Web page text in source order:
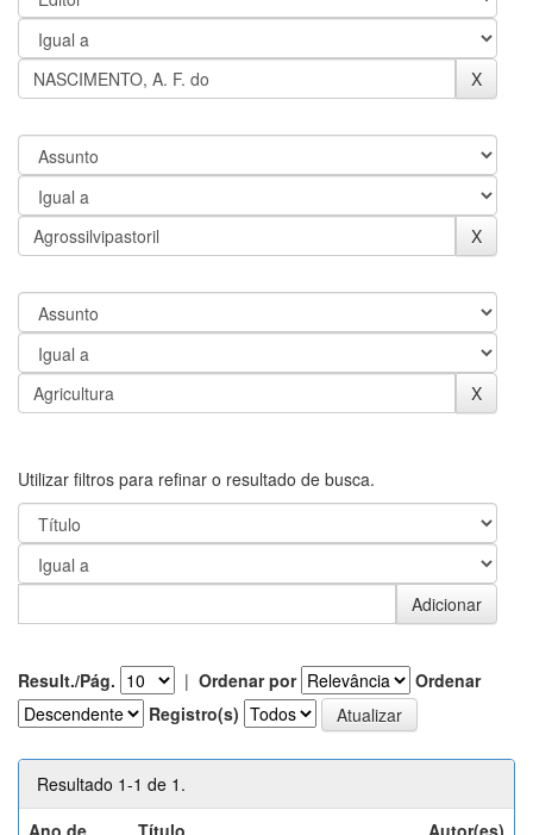
Utilizar filtros para refinar o resultado de busca.
Result./Pág. | Ordenar por
Ordenar
Registro(s)
Resultado 1-1 de 1.
Ano de
Título Autor(es)